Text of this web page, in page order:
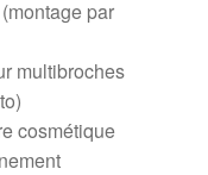
par
multibroches
cosmétique